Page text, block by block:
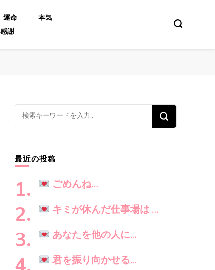
運命
本気
感謝
な
に
お
探
し
で
す
か
?
最近の投稿
ごめんね…
キミが休んだ仕事場は …
あなたを他の人に…
君を振り向かせる…